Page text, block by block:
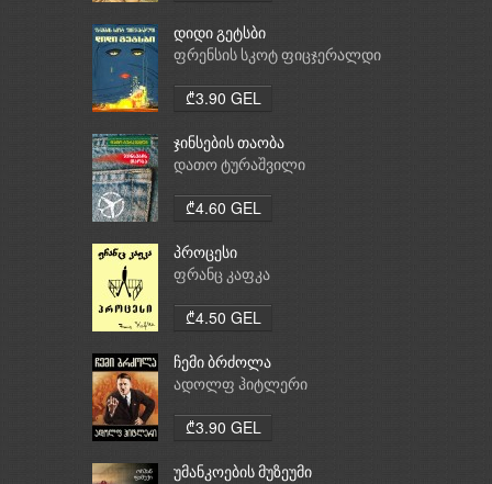
დიდი გეტსბი
ფრენსის სკოტ ფიცჯერალდი
₾3.90 GEL
ჯინსების თაობა
დათო ტურაშვილი
₾4.60 GEL
პროცესი
ფრანც კაფკა
₾4.50 GEL
ჩემი ბრძოლა
ადოლფ ჰიტლერი
₾3.90 GEL
უმანკოების მუზეუმი